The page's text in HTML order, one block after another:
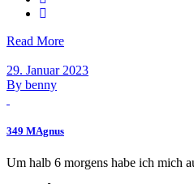
Read More
29. Januar 2023
By benny
349 MAgnus
Um halb 6 morgens habe ich mich